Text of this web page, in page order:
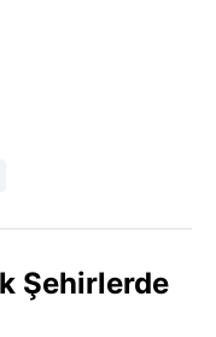
Şehirlerde